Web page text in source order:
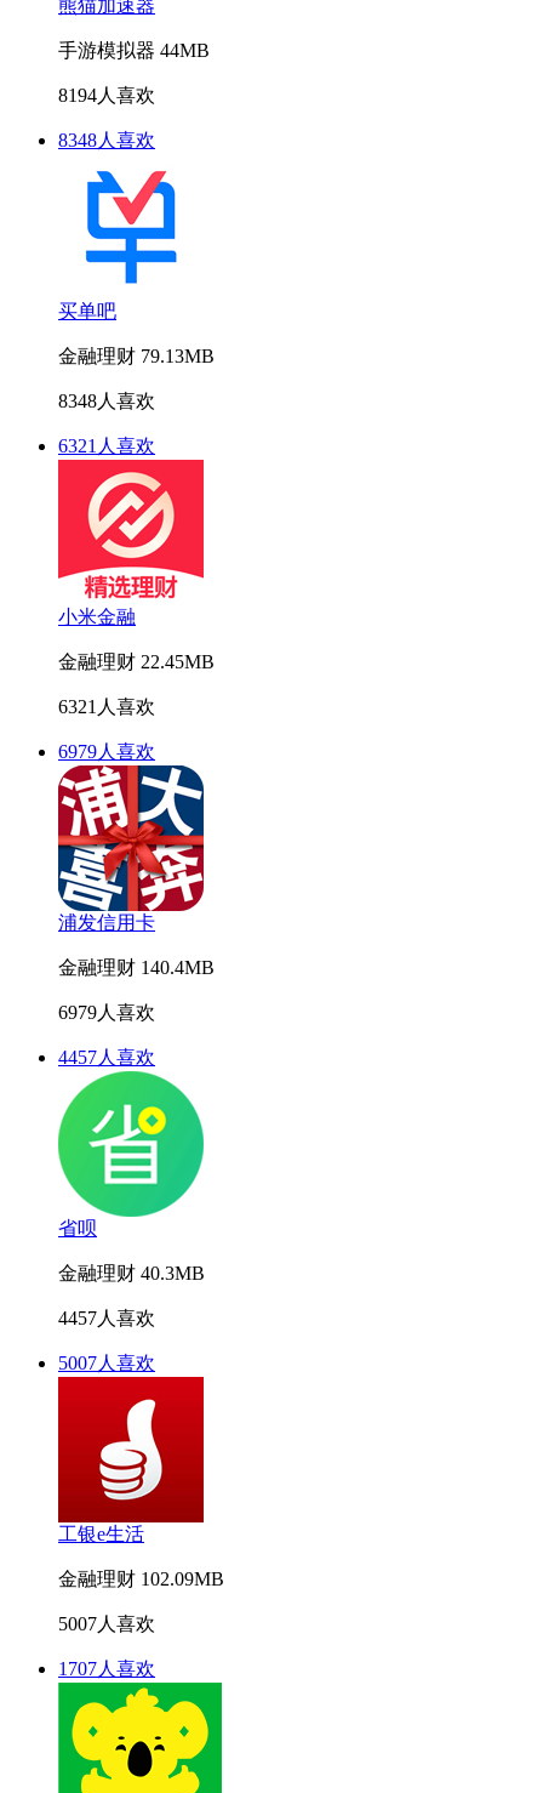
熊猫加速器
手游模拟器 44MB
8194人喜欢
8348人喜欢
买单吧
金融理财 79.13MB
8348人喜欢
6321人喜欢
小米金融
金融理财 22.45MB
6321人喜欢
6979人喜欢
浦发信用卡
金融理财 140.4MB
6979人喜欢
4457人喜欢
省呗
金融理财 40.3MB
4457人喜欢
5007人喜欢
工银e生活
金融理财 102.09MB
5007人喜欢
1707人喜欢